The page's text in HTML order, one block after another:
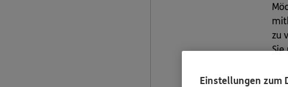
zu
Sie
Einstellungen zum